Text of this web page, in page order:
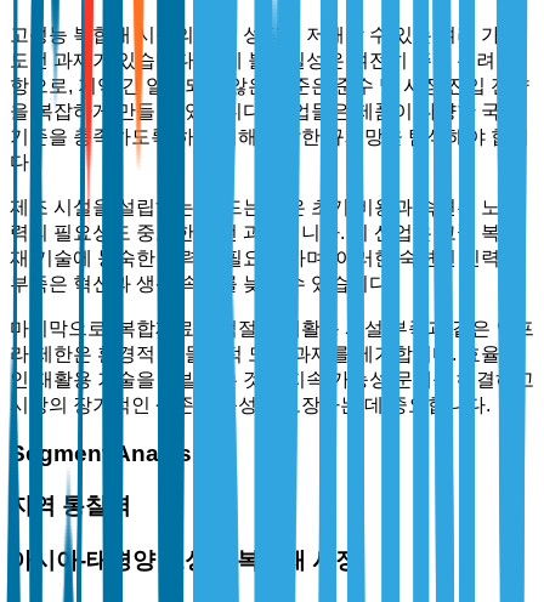
고성능 복합재 시장의 미래 성장을 저해할 수 있는 여러 가지
도전 과제가 있습니다. 규제 불확실성은 여전히 주요 우려 사
항으로, 지역 간 일관되지 않은 기준은 준수 및 시장 진입 전략
을 복잡하게 만들 수 있습니다. 기업들은 제품이 다양한 국제
기준을 충족하도록 하기 위해 복잡한 규제망을 탐색해야 합니
다.
제조 시설을 설립하는 데 드는 높은 초기 비용과 숙련된 노동
력의 필요성도 중요한 도전 과제입니다. 이 산업은 고급 복합
재 기술에 능숙한 인력을 필요로 하며, 이러한 숙련된 인력의
부족은 혁신과 생산 속도를 늦출 수 있습니다.
마지막으로, 복합재료의 적절한 재활용 시설 부족과 같은 인프
라 제한은 환경적 및 물류적 도전 과제를 제기합니다. 효율적
인 재활용 기술을 개발하는 것은 지속 가능성 문제를 해결하고
시장의 장기적인 생존 가능성을 보장하는 데 중요합니다.
Segment Analysis
지역 통찰력
아시아-태평양 고성능 복합재 시장